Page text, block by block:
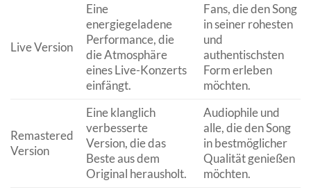
Live Version
Eine
energiegeladene
Performance, die
die Atmosphäre
eines Live-Konzerts
einfängt.
Fans, die den Song
in seiner rohesten
und
authentischsten
Form erleben
möchten.
Remastered
Version
Eine klanglich
verbesserte
Version, die das
Beste aus dem
Original herausholt.
Audiophile und
alle, die den Song
in bestmöglicher
Qualität genießen
möchten.